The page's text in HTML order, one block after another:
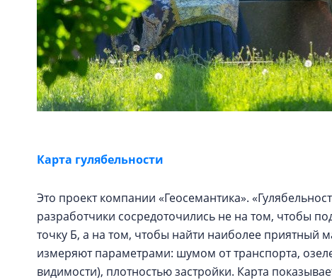
Карта гулябельности
Это проект компании «Геосемантика».
разработчики сосредоточились не на том, чтобы
точку Б, а на том, чтобы найти наиболее
измеряют параметрами: шумом от транспорта,
видимости), плотностью застройки. Карта